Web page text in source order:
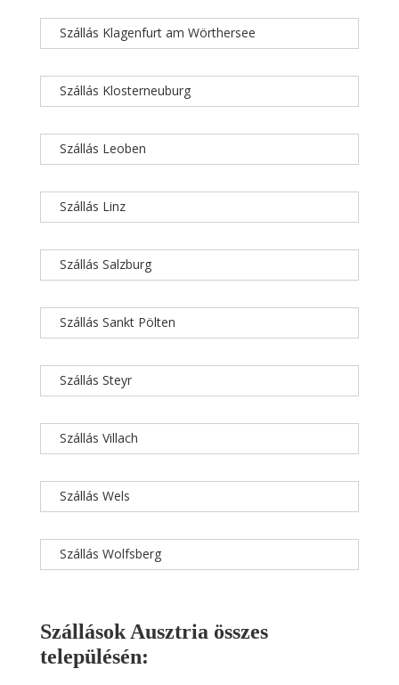
Szállás Klagenfurt am Wörthersee
Szállás Klosterneuburg
Szállás Leoben
Szállás Linz
Szállás Salzburg
Szállás Sankt Pölten
Szállás Steyr
Szállás Villach
Szállás Wels
Szállás Wolfsberg
Szállások Ausztria összes
településén: